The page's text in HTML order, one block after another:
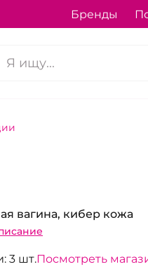
Бренды
вагина, кибер кожа
3 шт.Посмотреть